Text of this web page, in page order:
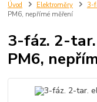
Úvod Elektroměry 3-
PM6, nepřímé měření
3-fáz. 2-
PM6,